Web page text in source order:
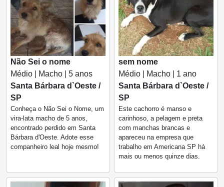
Não Sei o nome
Médio | Macho | 5 anos
Santa Bárbara d`Oeste /
SP
Conheça o Não Sei o Nome, um
vira-lata macho de 5 anos,
encontrado perdido em Santa
Bárbara d'Oeste. Adote esse
companheiro leal hoje mesmo!
sem nome
Médio | Macho | 1 ano
Santa Bárbara d`Oeste /
SP
Este cachorro é manso e
carinhoso, a pelagem e preta
com manchas brancas e
apareceu na empresa que
trabalho em Americana SP há
mais ou menos quinze dias.